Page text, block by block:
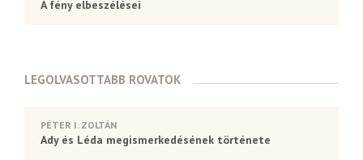
A fény elbeszélései
LEGOLVASOTTABB ROVATOK
PÉTER I. ZOLTÁN
Ady és Léda megismerkedésének története